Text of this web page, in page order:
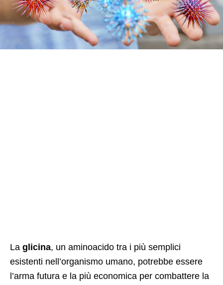
La glicina, un aminoacido tra i più semplici
esistenti nell’organismo umano, potrebbe essere
l’arma futura e la più economica per combattere la